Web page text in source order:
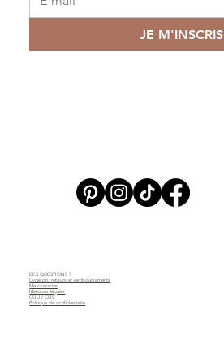
JE M'INSCRIS
DES QUESTIONS ?
Livraison, retours et remboursements
Me contacter
Mentions légales
CGU /CGV
Politique de confidentialité